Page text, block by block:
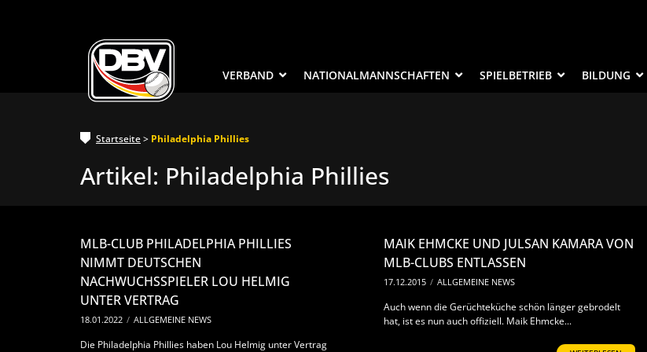
VERBAND NATIONALMANNSCHAFTEN SPIELBETRIEB BILDUNG
Startseite> Philadelphia Phillies
Artikel: Philadelphia Phillies
MLB-CLUB PHILADELPHIA PHILLIES
NIMMT DEUTSCHEN
NACHWUCHSSPIELER LOU HELMIG
UNTER VERTRAG
18.01.2022 / ALLGEMEINE NEWS
Die Philadelphia Phillies haben Lou Helmig unter Vertrag
MAIK EHMCKE UND JULSAN KAMARA VON
MLB-CLUBS ENTLASSEN
17.12.2015 / ALLGEMEINE NEWS
Auch wenn die Gerüchteküche schön länger gebrodelt
hat, ist es nun auch offiziell. Maik Ehmcke...